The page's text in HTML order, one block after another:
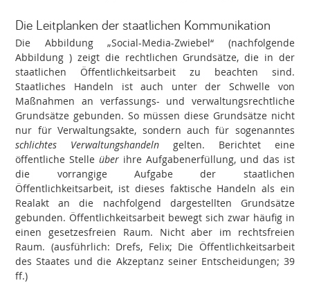
Die Leitplanken der staatlichen Kommunikation
Die Abbildung „Social-Media-Zwiebel“ (nachfolgende
Abbildung ) zeigt die rechtlichen Grundsätze, die in der
staatlichen Öffentlichkeitsarbeit zu beachten sind.
Staatliches Handeln ist auch unter der Schwelle von
Maßnahmen an verfassungs- und verwaltungsrechtliche
Grundsätze gebunden. So müssen diese Grundsätze nicht
nur für Verwaltungsakte, sondern auch für sogenanntes
schlichtes Verwaltungshandeln gelten. Berichtet eine
öffentliche Stelleüber ihre Aufgabenerfüllung, und das ist
die vorrangige Aufgabe der staatlichen
Öffentlichkeitsarbeit, ist dieses faktische Handeln als ein
Realakt an die nachfolgend dargestellten Grundsätze
gebunden. Öffentlichkeitsarbeit bewegt sich zwar häufig in
einen gesetzesfreien Raum. Nicht aber im rechtsfreien
Raum. (ausführlich: Drefs, Felix; Die Öffentlichkeitsarbeit
des Staates und die Akzeptanz seiner Entscheidungen; 39
ff.)